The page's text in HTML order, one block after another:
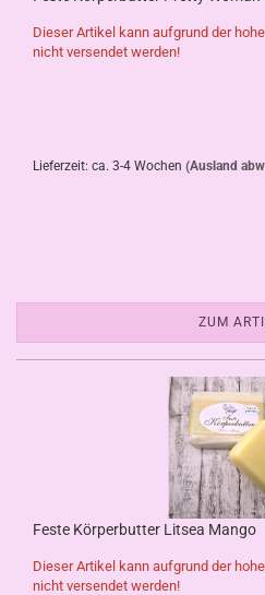
Dieser Artikel kann aufgrund der
nicht versendet werden!
Lieferzeit: ca. 3-4 Wochen (Ausland
ZUM
Feste Körperbutter Litsea Mango
Dieser Artikel kann aufgrund der
nicht versendet werden!